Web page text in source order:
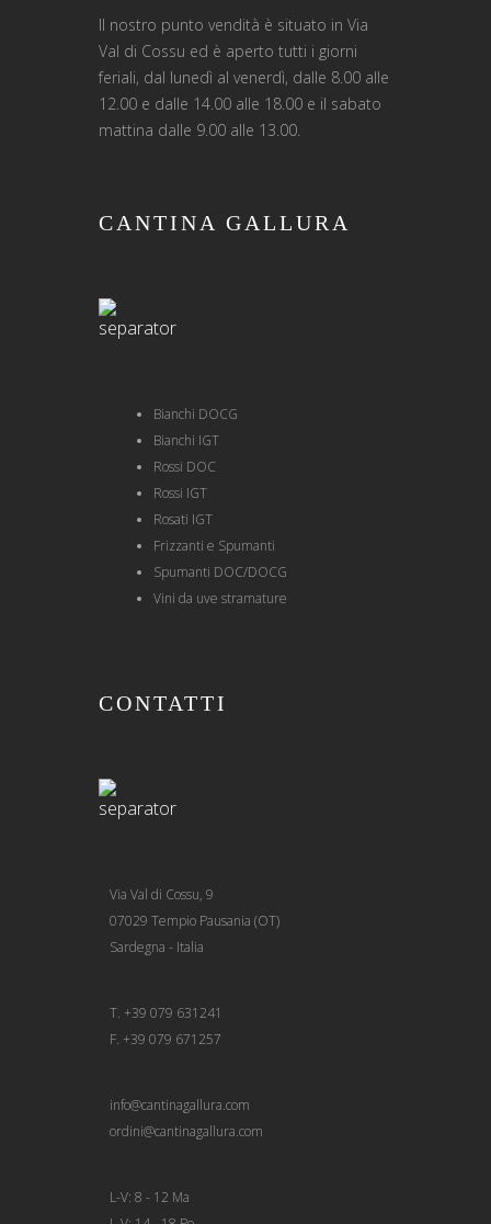
Il nostro punto vendità è situato in Via
Val di Cossu ed è aperto tutti i giorni
feriali, dal lunedì al venerdì, dalle 8.00 alle
12.00 e dalle 14.00 alle 18.00 e il sabato
mattina dalle 9.00 alle 13.00.
CANTINA GALLURA
Bianchi DOCG
Bianchi IGT
Rossi DOC
Rossi IGT
Rosati IGT
Frizzanti e Spumanti
Spumanti DOC/DOCG
Vini da uve stramature
CONTATTI
Via Val di Cossu, 9
07029 Tempio Pausania (OT)
Sardegna - Italia
T. +39 079 631241
F. +39 079 671257
info@cantinagallura.com
ordini@cantinagallura.com
L-V: 8 - 12 Ma